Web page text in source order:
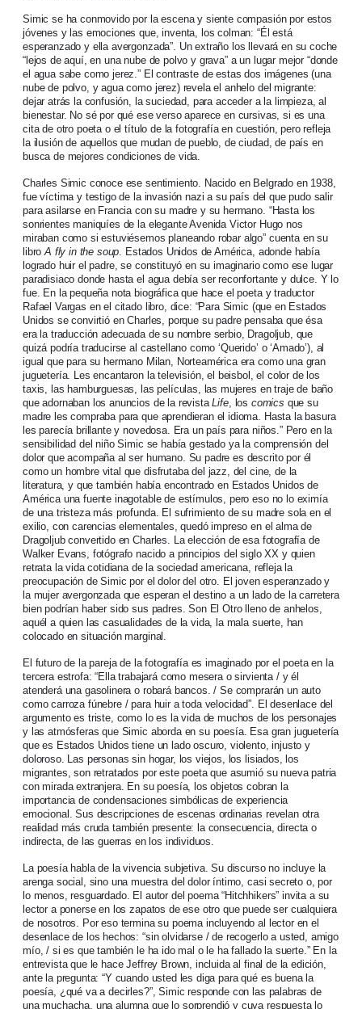
Simic se ha conmovido por la escena y siente compasión por estos
jóvenes y las emociones que, inventa, los colman: “Él está
esperanzado y ella avergonzada”. Un extraño los llevará en su coche
“lejos de aquí, en una nube de polvo y grava” a un lugar mejor “donde
el agua sabe como jerez.” El contraste de estas dos imágenes (una
nube de polvo, y agua como jerez) revela el anhelo del migrante:
dejar atrás la confusión, la suciedad, para acceder a la limpieza, al
bienestar. No sé por qué ese verso aparece en cursivas, si es una
cita de otro poeta o el título de la fotografía en cuestión, pero refleja
la ilusión de aquellos que mudan de pueblo, de ciudad, de país en
busca de mejores condiciones de vida.
Charles Simic conoce ese sentimiento. Nacido en Belgrado en 1938,
fue víctima y testigo de la invasión nazi a su país del que pudo salir
para asilarse en Francia con su madre y su hermano. “Hasta los
sonrientes maniquíes de la elegante Avenida Victor Hugo nos
miraban como si estuviésemos planeando robar algo” cuenta en su
libroA fly in the soup. Estados Unidos de América, adonde había
logrado huir el padre, se constituyó en su imaginario como ese lugar
paradisiaco donde hasta el agua debía ser reconfortante y dulce. Y lo
fue. En la pequeña nota biográfica que hace el poeta y traductor
Rafael Vargas en el citado libro, dice: “Para Simic (que en Estados
Unidos se convirtió en Charles, porque su padre pensaba que ésa
era la traducción adecuada de su nombre serbio, Dragoljub, que
quizá podría traducirse al castellano como ‘Querido’ o ‘Amado’), al
igual que para su hermano Milan, Norteamérica era como una gran
juguetería. Les encantaron la televisión, el beisbol, el color de los
taxis, las hamburguesas, las películas, las mujeres en traje de baño
que adornaban los anuncios de la revistaLife, los comics que su
madre les compraba para que aprendieran el idioma. Hasta la basura
les parecía brillante y novedosa. Era un país para niños.” Pero en la
sensibilidad del niño Simic se había gestado ya la comprensión del
dolor que acompaña al ser humano. Su padre es descrito por él
como un hombre vital que disfrutaba del jazz, del cine, de la
literatura, y que también había encontrado en Estados Unidos de
América una fuente inagotable de estímulos, pero eso no lo eximía
de una tristeza más profunda. El sufrimiento de su madre sola en el
exilio, con carencias elementales, quedó impreso en el alma de
Dragoljub convertido en Charles. La elección de esa fotografía de
Walker Evans, fotógrafo nacido a principios del siglo XX y quien
retrata la vida cotidiana de la sociedad americana, refleja la
preocupación de Simic por el dolor del otro. El joven esperanzado y
la mujer avergonzada que esperan el destino a un lado de la carretera
bien podrían haber sido sus padres. Son El Otro lleno de anhelos,
aquél a quien las casualidades de la vida, la mala suerte, han
colocado en situación marginal.
El futuro de la pareja de la fotografía es imaginado por el poeta en la
tercera estrofa: “Ella trabajará como mesera o sirvienta / y él
atenderá una gasolinera o robará bancos. / Se comprarán un auto
como carroza fúnebre / para huir a toda velocidad”. El desenlace del
argumento es triste, como lo es la vida de muchos de los personajes
y las atmósferas que Simic aborda en su poesía. Esa gran juguetería
que es Estados Unidos tiene un lado oscuro, violento, injusto y
doloroso. Las personas sin hogar, los viejos, los lisiados, los
migrantes, son retratados por este poeta que asumió su nueva patria
con mirada extranjera. En su poesía, los objetos cobran la
importancia de condensaciones simbólicas de experiencia
emocional. Sus descripciones de escenas ordinarias revelan otra
realidad más cruda también presente: la consecuencia, directa o
indirecta, de las guerras en los individuos.
La poesía habla de la vivencia subjetiva. Su discurso no incluye la
arenga social, sino una muestra del dolor íntimo, casi secreto o, por
lo menos, resguardado. El autor del poema “Hitchhikers” invita a su
lector a ponerse en los zapatos de ese otro que puede ser cualquiera
de nosotros. Por eso termina su poema incluyendo al lector en el
desenlace de los hechos: “sin olvidarse / de recogerlo a usted, amigo
mío, / si es que también le ha ido mal o le ha fallado la suerte.” En la
entrevista que le hace Jeffrey Brown, incluida al final de la edición,
ante la pregunta: “Y cuando usted les diga para qué es buena la
poesía, ¿qué va a decirles?”, Simic responde con las palabras de
una muchacha, una alumna que lo sorprendió y cuya respuesta lo